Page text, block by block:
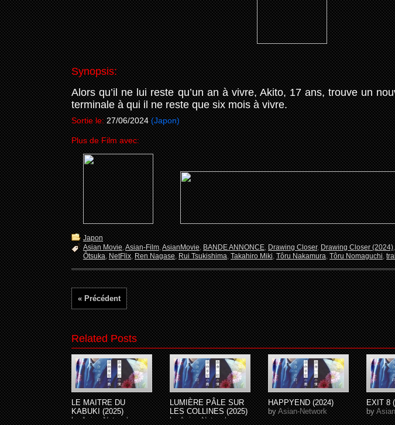
Synopsis:
Alors qu’il ne lui reste qu’un an à vivre, Akito, 17 ans, trouve un
terminale à qui il ne reste que six mois à vivre.
Sortie le: 27/06/2024 (Japon)
Plus de Film avec:
Japon
Asian Movie,Asian-Film,AsianMovie,BANDE ANNONCE,Drawing Closer,Drawing Closer (2024)
Ôtsuka,NetFlix,Ren Nagase,Rui Tsukishima,Takahiro Miki,Tôru Nakamura,Tôru Nomaguchi,
« Précédent
Related Posts
LE MAITRE DU
KABUKI (2025)
byAsian-Network
LUMIÈRE PÂLE SUR
LES COLLINES (2025)
byAsian-Network
HAPPYEND (2024)
byAsian-Network
EXIT 8
by